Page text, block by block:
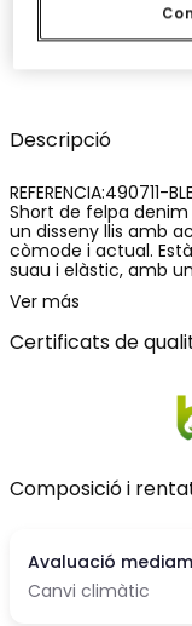
Descripció
REFERENCIA:490711-
Short de felpa
un disseny llis amb
còmode i actual.
suau i elàstic, amb
polièster i 8% elastà,
ajust agradable.
l'ús diari i per crear
Ver más
Certificats de
Composició i